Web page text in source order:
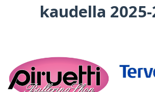
kaudella